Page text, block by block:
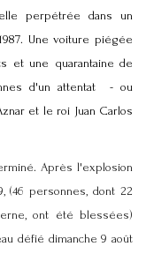
perpétrée dans un
Une voiture piégée
et une quarantaine de
d'un attentat - ou
et le roi Juan Carlos
Après l'explosion
personnes, dont 22
ont été blessées)
défié dimanche 9 août